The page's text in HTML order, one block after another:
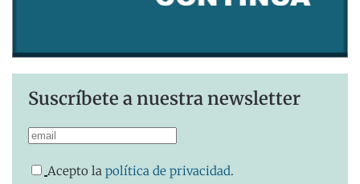
Suscríbete a nuestra newsletter
Acepto la política de privacidad.